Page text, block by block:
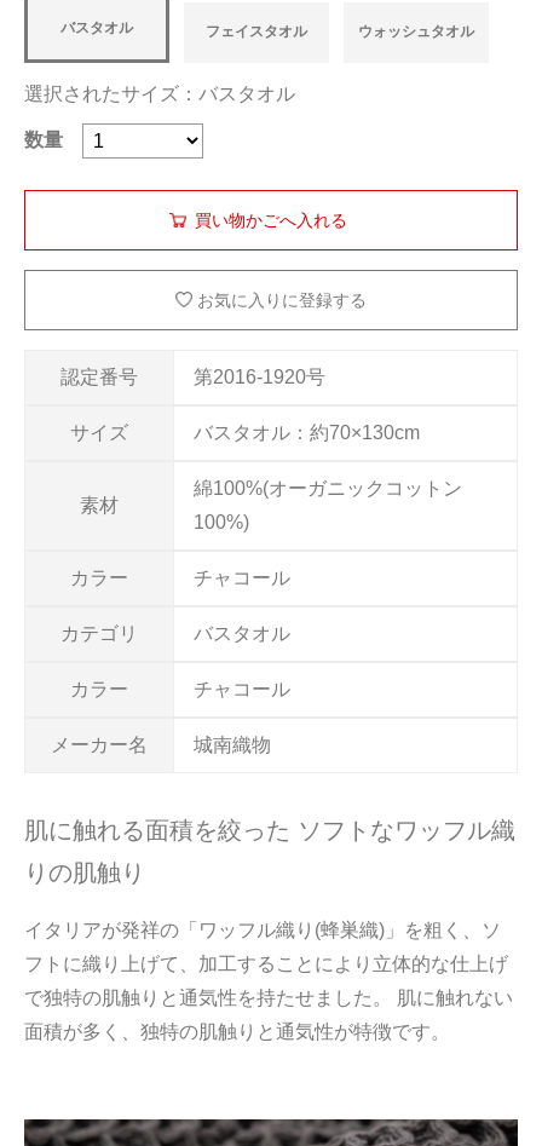
認定番号 第2016-1920号
サイズ バスタオル：約70×130cm
素材
綿100%(オーガニックコットン
100%)
カラー チャコール
カテゴリ バスタオル
カラー チャコール
メーカー名 城南織物
バスタオル フェイスタオル ウォッシュタオル
選択されたサイズ：バスタオル
数量
お気に入りに登録する
肌に触れる面積を絞った ソフトなワッフル織
りの肌触り
イタリアが発祥の「ワッフル織り(蜂巣織)」を粗く、ソ
フトに織り上げて、加工することにより立体的な仕上げ
で独特の肌触りと通気性を持たせました。 肌に触れない
面積が多く、独特の肌触りと通気性が特徴です。